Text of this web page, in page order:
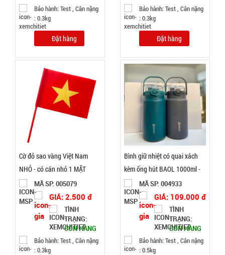
CÒN HÀNG
hành:
1T ,
Cân nặng :
2kg
hàng
Máy phun
sương xông
tinh dầu
tạo độ ẩm
Vân Gỗ
Aroma -
MÃ
003185
GIÁ:
Bảo hành: Test , Cân nặng
: 0.3kg
Đặt hàng
Bảo hành: Test , Cân nặng
: 0.3kg
Đặt hàng
Cờ đỏ sao vàng Việt Nam
NHỎ - có cán nhỏ 1 MẶT
MÃ SP: 005079
GIÁ: 2.500 đ
TÌNH
TRẠNG:
CÒN HÀNG
Bảo hành: Test , Cân nặng
: 0.3kg
Bình giữ nhiệt có quai xách
kèm ống hút BAOL 1000ml -
mã WX27 ( T30 )
MÃ SP: 004933
GIÁ: 109.000 đ
TÌNH
TRẠNG:
CÒN HÀNG
Bảo hành: Test , Cân nặng
: 0.5kg